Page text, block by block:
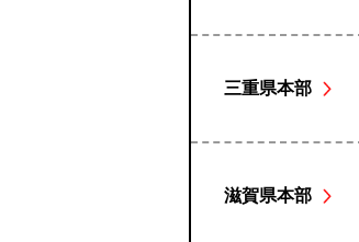
三重県本部
滋賀県本部